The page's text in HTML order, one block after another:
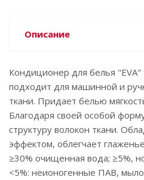
Описание
Кондиционер для белья
подходит для машинной и
ткани. Придает белью
Благодаря своей особой
структуру волокон ткани.
эффектом, облегчает
≥30% очищенная вода; ≥5%,
<5%: неионогенные ПАВ,